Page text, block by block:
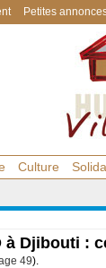
Petites
Culture
à Djibouti :
49).